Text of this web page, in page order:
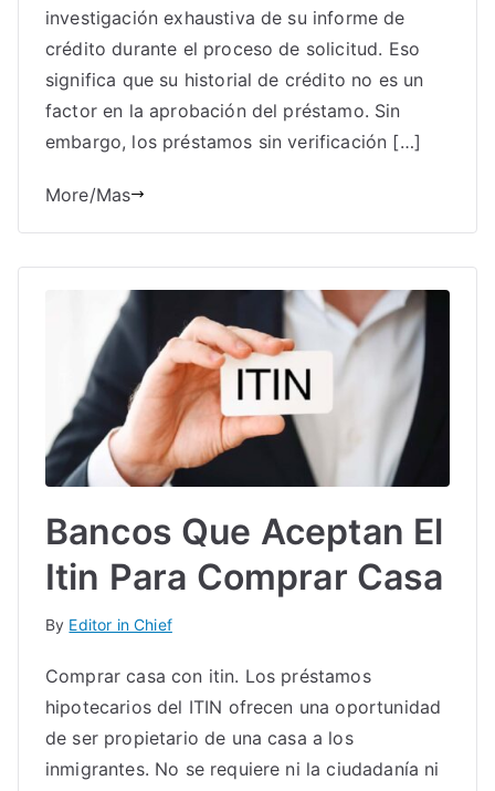
investigación exhaustiva de su informe de
crédito durante el proceso de solicitud. Eso
significa que su historial de crédito no es un
factor en la aprobación del préstamo. Sin
embargo, los préstamos sin verificación […]
More/Mas
Bancos Que Aceptan El
Itin Para Comprar Casa
By Editor in Chief
Comprar casa con itin. Los préstamos
hipotecarios del ITIN ofrecen una oportunidad
de ser propietario de una casa a los
inmigrantes. No se requiere ni la ciudadanía ni